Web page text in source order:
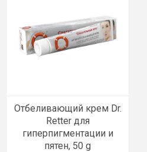
Отбеливающий крем Dr.
Retter для
гиперпигментации и
пятен, 50 g